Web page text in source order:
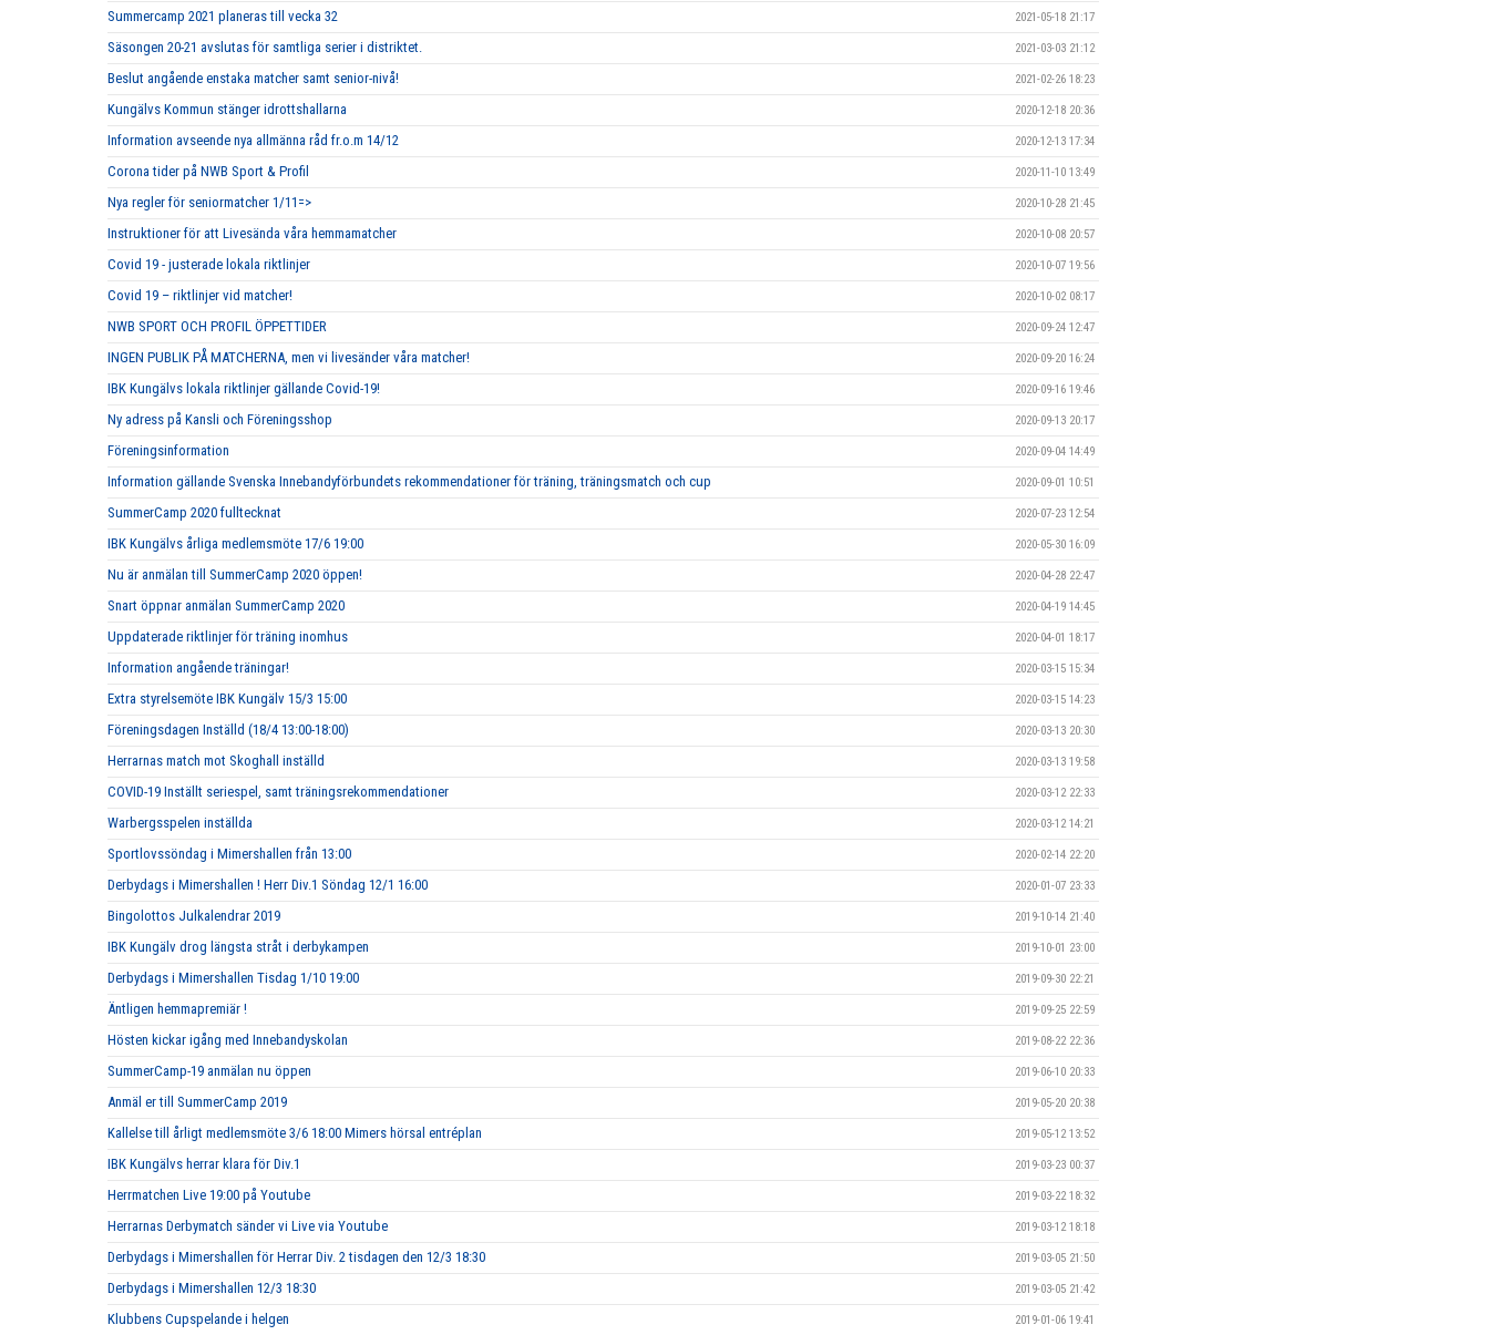
Summercamp 2021 planeras till vecka 32 2021-05-18 21:17
Säsongen 20-21 avslutas för samtliga serier i distriktet. 2021-03-03 21:12
Beslut angående enstaka matcher samt senior-nivå! 2021-02-26 18:23
Kungälvs Kommun stänger idrottshallarna 2020-12-18 20:36
Information avseende nya allmänna råd fr.o.m 14/12 2020-12-13 17:34
Corona tider på NWB Sport & Profil 2020-11-10 13:49
Nya regler för seniormatcher 1/11=> 2020-10-28 21:45
Instruktioner för att Livesända våra hemmamatcher 2020-10-08 20:57
Covid 19 - justerade lokala riktlinjer 2020-10-07 19:56
Covid 19 – riktlinjer vid matcher! 2020-10-02 08:17
NWB SPORT OCH PROFIL ÖPPETTIDER 2020-09-24 12:47
INGEN PUBLIK PÅ MATCHERNA, men vi livesänder våra matcher! 2020-09-20 16:24
IBK Kungälvs lokala riktlinjer gällande Covid-19! 2020-09-16 19:46
Ny adress på Kansli och Föreningsshop 2020-09-13 20:17
Föreningsinformation 2020-09-04 14:49
Information gällande Svenska Innebandyförbundets rekommendationer för träning, träningsmatch och cup 2020-09-01 10:51
SummerCamp 2020 fulltecknat 2020-07-23 12:54
IBK Kungälvs årliga medlemsmöte 17/6 19:00 2020-05-30 16:09
Nu är anmälan till SummerCamp 2020 öppen! 2020-04-28 22:47
Snart öppnar anmälan SummerCamp 2020 2020-04-19 14:45
Uppdaterade riktlinjer för träning inomhus 2020-04-01 18:17
Information angående träningar! 2020-03-15 15:34
Extra styrelsemöte IBK Kungälv 15/3 15:00 2020-03-15 14:23
Föreningsdagen Inställd (18/4 13:00-18:00) 2020-03-13 20:30
Herrarnas match mot Skoghall inställd 2020-03-13 19:58
COVID-19 Inställt seriespel, samt träningsrekommendationer 2020-03-12 22:33
Warbergsspelen inställda 2020-03-12 14:21
Sportlovssöndag i Mimershallen från 13:00 2020-02-14 22:20
Derbydags i Mimershallen ! Herr Div.1 Söndag 12/1 16:00 2020-01-07 23:33
Bingolottos Julkalendrar 2019 2019-10-14 21:40
IBK Kungälv drog längsta stråt i derbykampen 2019-10-01 23:00
Derbydags i Mimershallen Tisdag 1/10 19:00 2019-09-30 22:21
Äntligen hemmapremiär ! 2019-09-25 22:59
Hösten kickar igång med Innebandyskolan 2019-08-22 22:36
SummerCamp-19 anmälan nu öppen 2019-06-10 20:33
Anmäl er till SummerCamp 2019 2019-05-20 20:38
Kallelse till årligt medlemsmöte 3/6 18:00 Mimers hörsal entréplan 2019-05-12 13:52
IBK Kungälvs herrar klara för Div.1 2019-03-23 00:37
Herrmatchen Live 19:00 på Youtube 2019-03-22 18:32
Herrarnas Derbymatch sänder vi Live via Youtube 2019-03-12 18:18
Derbydags i Mimershallen för Herrar Div. 2 tisdagen den 12/3 18:30 2019-03-05 21:50
Derbydags i Mimershallen 12/3 18:30 2019-03-05 21:42
Klubbens Cupspelande i helgen 2019-01-06 19:41